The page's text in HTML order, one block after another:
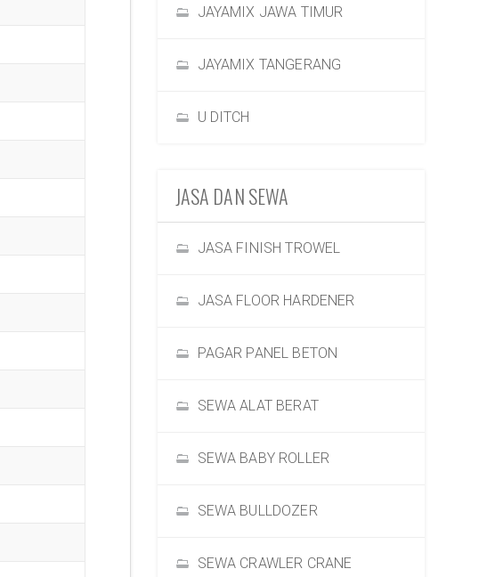
JAYAMIX JAWA TIMUR
JAYAMIX TANGERANG
U DITCH
JASA DAN SEWA
JASA FINISH TROWEL
JASA FLOOR HARDENER
PAGAR PANEL BETON
SEWA ALAT BERAT
SEWA BABY ROLLER
SEWA BULLDOZER
SEWA CRAWLER CRANE